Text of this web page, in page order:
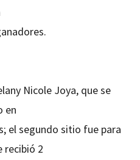
Nicole Joya, que se
en
el segundo sitio fue para
recibió 2